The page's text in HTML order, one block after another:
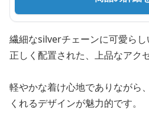
繊細なsilverチェーンに可愛ら
正しく配置された、上品なアク
軽やかな着け心地でありながら
くれるデザインが魅力的です。